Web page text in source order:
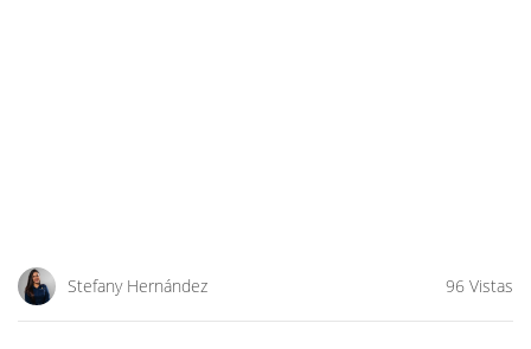
Stefany Hernández 96 Vistas